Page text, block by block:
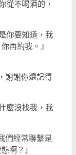
從不喝酒的，
你要知道，我
再約我。』
謝謝你還記得
麼沒找我，我
們經常聯繫是
啊？』